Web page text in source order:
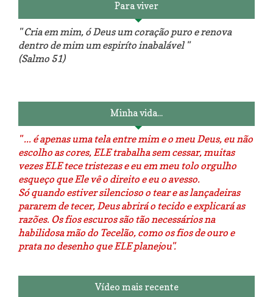
Para viver
" Cria em mim, ó Deus um coração puro e renova
dentro de mim um espiríto inabalável "
(Salmo 51)
Minha vida...
" ... é apenas uma tela entre mim e o meu Deus, eu não
escolho as cores, ELE trabalha sem cessar, muitas
vezes ELE tece tristezas e eu em meu tolo orgulho
esqueço que Ele vê o direito e eu o avesso.
Só quando estiver silencioso o tear e as lançadeiras
pararem de tecer, Deus abrirá o tecido e explicará as
razões. Os fios escuros são tão necessários na
habilidosa mão do Tecelão, como os fios de ouro e
prata no desenho que ELE planejou".
Vídeo mais recente